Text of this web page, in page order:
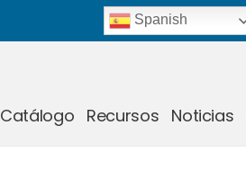
Spanish
Catálogo Recursos Noticias